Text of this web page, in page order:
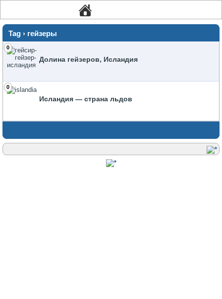
Tag › гейзеры
0
Долина гейзеров, Исландия
0
Исландия — страна льдов